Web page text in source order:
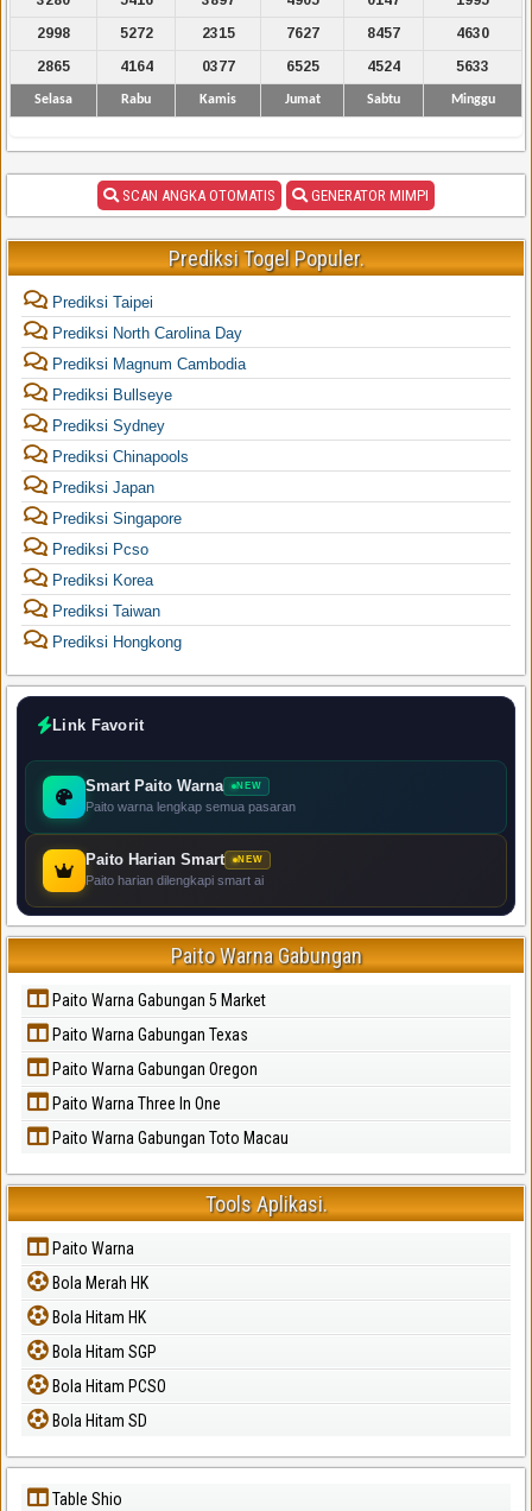
2998
5272 2315 7627 8457
4630
2865
4164 0377 6525 4524 5633
Selasa Rabu Kamis Jumat Sabtu Minggu
SCAN ANGKA OTOMATIS GENERATOR MIMPI
Prediksi Togel Populer.
Prediksi Taipei
Prediksi North Carolina Day
Prediksi Magnum Cambodia
Prediksi Bullseye
Prediksi Sydney
Prediksi Chinapools
Prediksi Japan
Prediksi Singapore
Prediksi Pcso
Prediksi Korea
Prediksi Taiwan
Prediksi Hongkong
Link Favorit
Smart Paito Warna NEW
Paito warna lengkap semua pasaran
Paito Harian Smart NEW
Paito harian dilengkapi smart ai
Paito Warna Gabungan
Paito Warna Gabungan 5 Market
Paito Warna Gabungan Texas
Paito Warna Gabungan Oregon
Paito Warna Three In One
Paito Warna Gabungan Toto Macau
Tools Aplikasi.
Paito Warna
Bola Merah HK
Bola Hitam HK
Bola Hitam SGP
Bola Hitam PCSO
Bola Hitam SD
Table Shio